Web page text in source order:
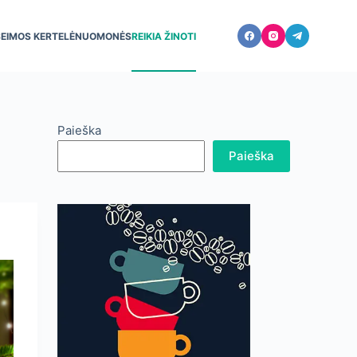
KERTELĖNUOMONĖSREIKIA ŽINOTI
Paieška
Paieška